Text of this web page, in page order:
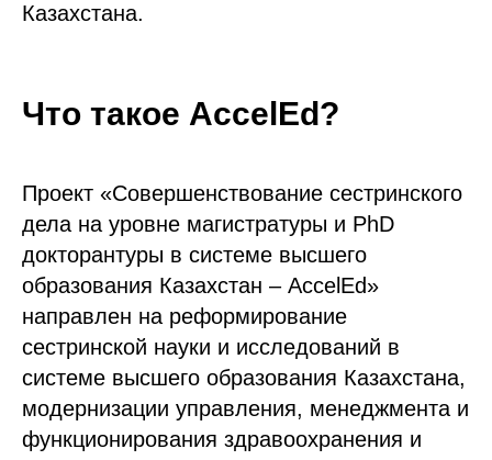
Казахстана.
Что такое AccelEd?
Проект «Совершенствование сестринского
дела на уровне магистратуры и PhD
докторантуры в системе высшего
образования Казахстан – AccelEd»
направлен на реформирование
сестринской науки и исследований в
системе высшего образования Казахстана,
модернизации управления, менеджмента и
функционирования здравоохранения и